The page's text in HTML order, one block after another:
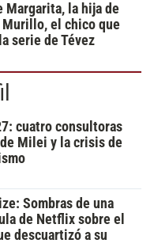
Margarita, la hija de
Murillo, el chico que
serie de Tévez
cuatro consultoras
Milei y la crisis de
Sombras de una
de Netflix sobre el
descuartizó a su